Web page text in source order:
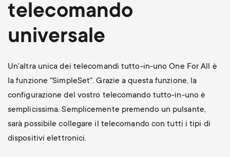
telecomando
universale
Un'altra unica dei telecomandi tutto-in-uno One For All è
la funzione "SimpleSet". Grazie a questa funzione, la
configurazione del vostro telecomando tutto-in-uno è
semplicissima. Semplicemente premendo un pulsante,
sarà possibile collegare il telecomando con tutti i tipi di
dispositivi elettronici.